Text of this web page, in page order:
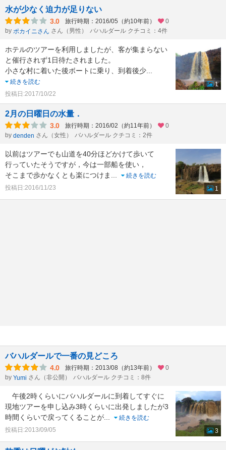
水が少なく迫力が足りない
3.0 旅行時期：2016/05（約10年前）
0
by ポカイニさん さん（男性） バハルダール クチコミ：4件
ホテルのツアーを利用しましたが、客が集まらない
と催行されず1日待たされました。
小さな村に着いた後ボートに乗り、到着後少...
続きを読む
投稿日:2017/10/22
1
2月の日曜日の水量．
3.0 旅行時期：2016/02（約11年前）
0
by denden さん（女性） バハルダール クチコミ：2件
以前はツアーでも山道を40分ほどかけて歩いて
行っていたそうですが，今は一部船を使い，
そこまで歩かなくとも楽につけま ...
続きを読む
投稿日:2016/11/23
1
バハルダールで一番の見どころ
4.0 旅行時期：2013/08（約13年前）
0
by Yumi さん（非公開） バハルダール クチコミ：8件
午後2時くらいにバハルダールに到着してすぐに
現地ツアーを申し込み3時くらいに出発しましたが3
時間くらいで戻ってくることが...
続きを読む
投稿日:2013/09/05
3